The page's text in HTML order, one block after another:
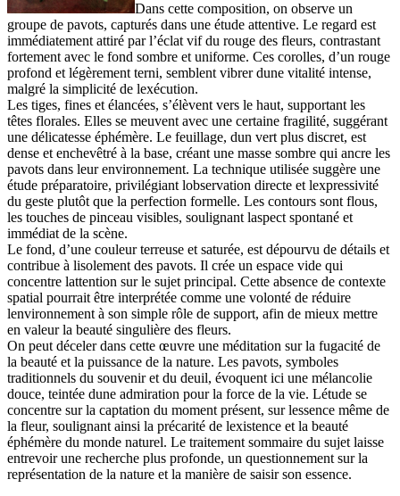
Dans cette composition, on observe un
groupe de pavots, capturés dans une étude attentive. Le regard est
immédiatement attiré par l’éclat vif du rouge des fleurs, contrastant
fortement avec le fond sombre et uniforme. Ces corolles, d’un rouge
profond et légèrement terni, semblent vibrer dune vitalité intense,
malgré la simplicité de lexécution.
Les tiges, fines et élancées, s’élèvent vers le haut, supportant les
têtes florales. Elles se meuvent avec une certaine fragilité, suggérant
une délicatesse éphémère. Le feuillage, dun vert plus discret, est
dense et enchevêtré à la base, créant une masse sombre qui ancre les
pavots dans leur environnement. La technique utilisée suggère une
étude préparatoire, privilégiant lobservation directe et lexpressivité
du geste plutôt que la perfection formelle. Les contours sont flous,
les touches de pinceau visibles, soulignant laspect spontané et
immédiat de la scène.
Le fond, d’une couleur terreuse et saturée, est dépourvu de détails et
contribue à lisolement des pavots. Il crée un espace vide qui
concentre lattention sur le sujet principal. Cette absence de contexte
spatial pourrait être interprétée comme une volonté de réduire
lenvironnement à son simple rôle de support, afin de mieux mettre
en valeur la beauté singulière des fleurs.
On peut déceler dans cette œuvre une méditation sur la fugacité de
la beauté et la puissance de la nature. Les pavots, symboles
traditionnels du souvenir et du deuil, évoquent ici une mélancolie
douce, teintée dune admiration pour la force de la vie. Létude se
concentre sur la captation du moment présent, sur lessence même de
la fleur, soulignant ainsi la précarité de lexistence et la beauté
éphémère du monde naturel. Le traitement sommaire du sujet laisse
entrevoir une recherche plus profonde, un questionnement sur la
représentation de la nature et la manière de saisir son essence.